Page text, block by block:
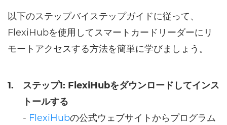
以下のステップバイステップガイドに従って、
FlexiHubを使用してスマートカードリーダーにリ
モートアクセスする方法を簡単に学びましょう。
1.
ステップ1: FlexiHubをダウンロードしてインス
トールする
- FlexiHubの公式ウェブサイトからプログラム